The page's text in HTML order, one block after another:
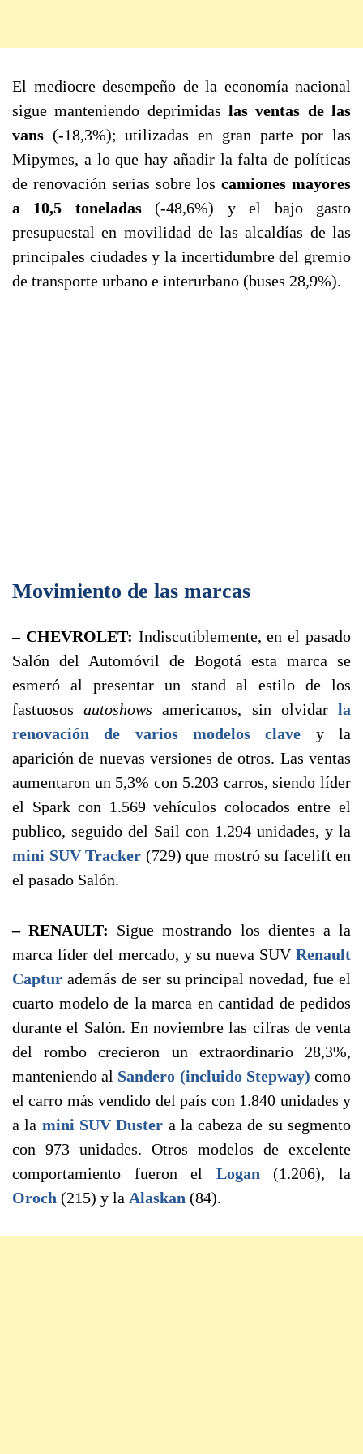
El mediocre desempeño de la economía nacional
sigue manteniendo deprimidas las ventas de las
vans (-18,3%); utilizadas en gran parte por las
Mipymes, a lo que hay añadir la falta de políticas
de renovación serias sobre loscamiones mayores
a 10,5 toneladas(-48,6%) y el bajo gasto
presupuestal en movilidad de las alcaldías de las
principales ciudades y la incertidumbre del gremio
de transporte urbano e interurbano (buses 28,9%).
Movimiento de las marcas
– CHEVROLET: Indiscutiblemente, en el pasado
Salón del Automóvil de Bogotá esta marca se
esmeró al presentar un stand al estilo de los
fastuososautoshows americanos, sin olvidarla
renovación de varios modelos clave y la
aparición de nuevas versiones de otros. Las ventas
aumentaron un 5,3% con 5.203 carros, siendo líder
el Spark con 1.569 vehículos colocados entre el
publico, seguido del Sail con 1.294 unidades, y la
mini SUV Tracker (729) que mostró su facelift en
el pasado Salón.
– RENAULT: Sigue mostrando los dientes a la
marca líder del mercado, y su nueva SUV Renault
Captur además de ser su principal novedad, fue el
cuarto modelo de la marca en cantidad de pedidos
durante el Salón. En noviembre las cifras de venta
del rombo crecieron un extraordinario 28,3%,
manteniendo al Sandero (incluido Stepway) como
el carro más vendido del país con 1.840 unidades y
a la mini SUV Duster a la cabeza de su segmento
con 973 unidades. Otros modelos de excelente
comportamiento fueron el Logan (1.206), la
Oroch (215) y la Alaskan (84).